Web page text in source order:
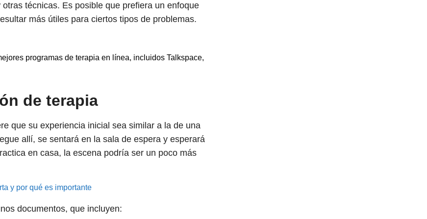
técnicas. Es posible que prefiera un enfoque
más útiles para ciertos tipos de problemas.
programas de terapia en línea, incluidos Talkspace,
de terapia
que su experiencia inicial sea similar a la de una
allí, se sentará en la sala de espera y esperará
en casa, la escena podría ser un poco más
y por qué es importante
documentos, que incluyen: